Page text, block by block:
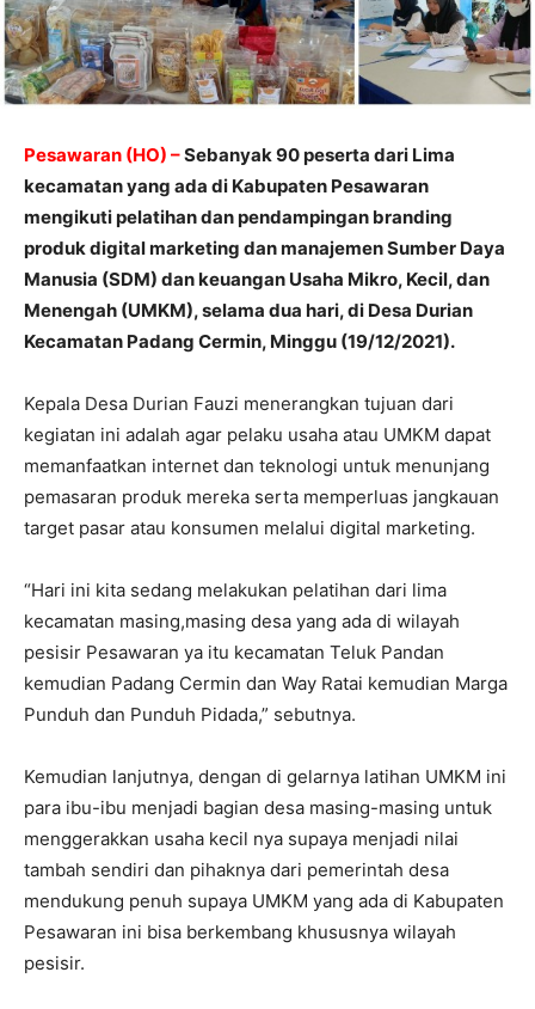
Pesawaran (HO) –Sebanyak 90 peserta dari Lima
kecamatan yang ada di Kabupaten Pesawaran
mengikuti pelatihan dan pendampingan branding
produk digital marketing dan manajemen Sumber Daya
Manusia (SDM) dan keuangan Usaha Mikro, Kecil, dan
Menengah (UMKM), selama dua hari, di Desa Durian
Kecamatan Padang Cermin, Minggu (19/12/2021).
Kepala Desa Durian Fauzi menerangkan tujuan dari
kegiatan ini adalah agar pelaku usaha atau UMKM dapat
memanfaatkan internet dan teknologi untuk menunjang
pemasaran produk mereka serta memperluas jangkauan
target pasar atau konsumen melalui digital marketing.
“Hari ini kita sedang melakukan pelatihan dari lima
kecamatan masing,masing desa yang ada di wilayah
pesisir Pesawaran ya itu kecamatan Teluk Pandan
kemudian Padang Cermin dan Way Ratai kemudian Marga
Punduh dan Punduh Pidada,” sebutnya.
Kemudian lanjutnya, dengan di gelarnya latihan UMKM ini
para ibu-ibu menjadi bagian desa masing-masing untuk
menggerakkan usaha kecil nya supaya menjadi nilai
tambah sendiri dan pihaknya dari pemerintah desa
mendukung penuh supaya UMKM yang ada di Kabupaten
Pesawaran ini bisa berkembang khususnya wilayah
pesisir.